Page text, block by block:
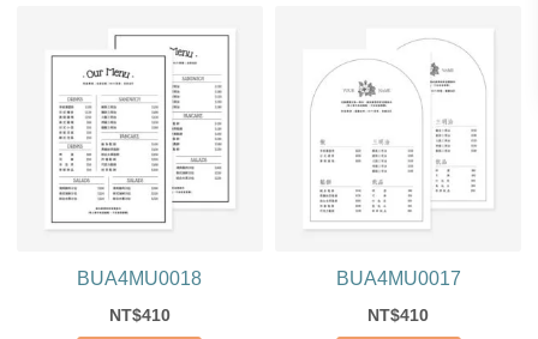
BUA4MU0018
NT$410
BUA4MU0017
NT$410